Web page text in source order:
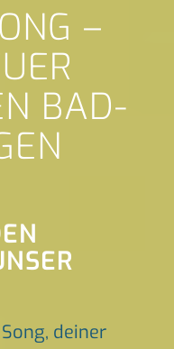
–
BAD-
deiner